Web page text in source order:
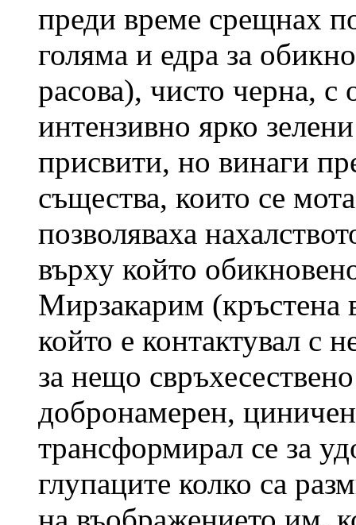
преди време срещнах
голяма и едра за
расова), чисто черна,
интензивно ярко
присвити, но винаги
същества, които се
позволяваха
върху който
Мирзакарим (кръстена
който е контактувал с
за нещо
добронамерен,
трансформирал се за
глупаците колко са